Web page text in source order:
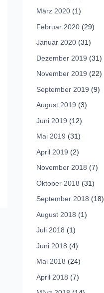
März 2020 (1)
Februar 2020 (29)
Januar 2020 (31)
Dezember 2019 (31)
November 2019 (22)
September 2019 (9)
August 2019 (3)
Juni 2019 (12)
Mai 2019 (31)
April 2019 (2)
November 2018 (7)
Oktober 2018 (31)
September 2018 (18)
August 2018 (1)
Juli 2018 (1)
Juni 2018 (4)
Mai 2018 (24)
April 2018 (7)